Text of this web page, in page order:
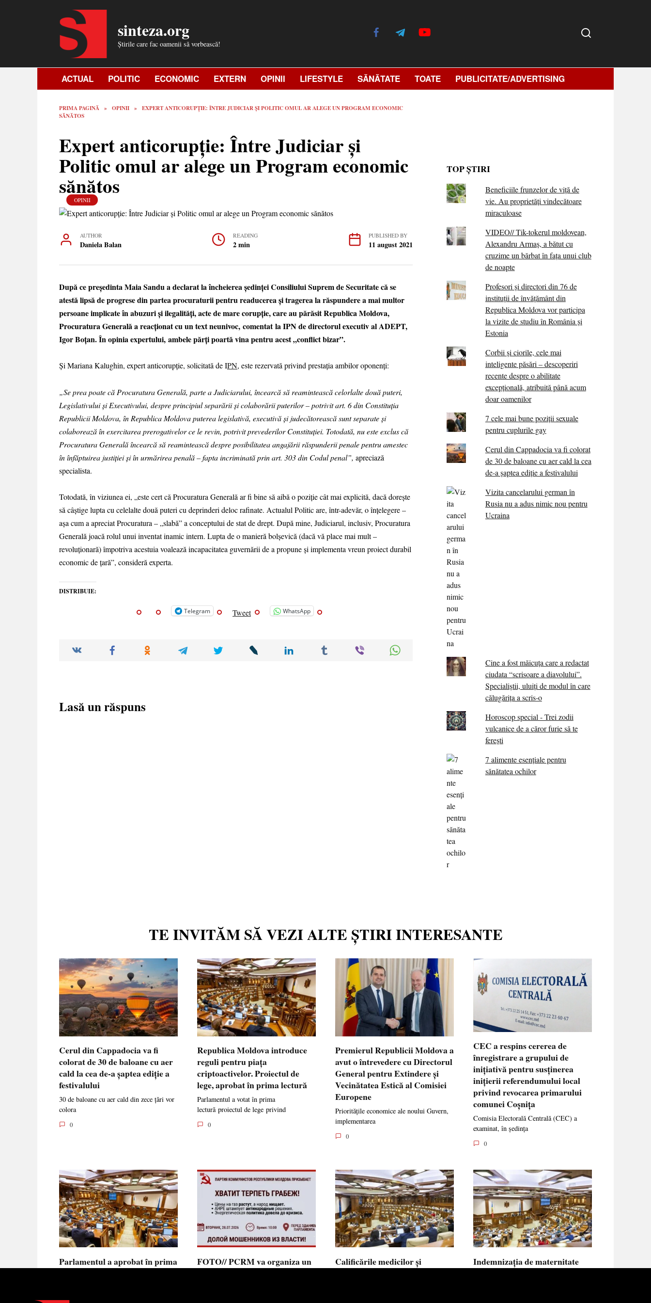
sinteza.org
Știrile care fac oamenii să vorbească!
ACTUAL POLITIC ECONOMIC EXTERN OPINII LIFESTYLE SĂNĂTATE TOATE PUBLICITATE/ADVERTISING
PRIMA PAGINĂ » OPINII »
EXPERT ANTICORUPȚIE: ÎNTRE JUDICIAR ȘI POLITIC OMUL AR ALEGE UN PROGRAM ECONOMIC
SĂNĂTOS
Expert anticorupție: Între Judiciar și
Politic omul ar alege un Program economic
sănătos
OPINII
AUTHOR
Daniela Balan
READING
2 min
PUBLISHED BY
11 august 2021
După ce președinta Maia Sandu a declarat la încheierea ședinței Consiliului Suprem de Securitate că se
atestă lipsă de progrese din partea procuraturii pentru readucerea și tragerea la răspundere a mai multor
persoane implicate în abuzuri și ilegalități, acte de mare corupție, care au părăsit Republica Moldova,
Procuratura Generală a reacționat cu un text neunivoc, comentat la IPN de directorul executiv al ADEPT,
Igor Boțan. În opinia expertului, ambele părți poartă vina pentru acest „conflict bizar”.
Și Mariana Kalughin, expert anticorupție, solicitată de IPN, este rezervată privind prestația ambilor oponenți:
„Se prea poate că Procuratura Generală, parte a Judiciarului, încearcă să reamintească celorlalte două puteri,
Legislativului și Executivului, despre principiul separării și colaborării puterilor – potrivit art. 6 din Constituția
Republicii Moldova, în Republica Moldova puterea legislativă, executivă și judecătorească sunt separate și
colaborează în exercitarea prerogativelor ce le revin, potrivit prevederilor Constituției. Totodată, nu este exclus că
Procuratura Generală încearcă să reamintească despre posibilitatea angajării răspunderii penale pentru amestec
în înfăptuirea justiției și în urmărirea penală – fapta incriminată prin art. 303 din Codul penal”, apreciază
specialista.
Totodată, în viziunea ei, „este cert că Procuratura Generală ar fi bine să aibă o poziție cât mai explicită, dacă dorește
să câștige lupta cu celelalte două puteri cu deprinderi deloc rafinate. Actualul Politic are, într-adevăr, o înțelegere –
așa cum a apreciat Procuratura – „slabă” a conceptului de stat de drept. După mine, Judiciarul, inclusiv, Procuratura
Generală joacă rolul unui inventat inamic intern. Lupta de o manieră bolșevică (dacă vă place mai mult –
revoluționară) împotriva acestuia voalează incapacitatea guvernării de a propune și implementa vreun proiect durabil
economic de țară”, consideră experta.
DISTRIBUIE:
Telegram Tweet WhatsApp
Lasă un răspuns
TOP ȘTIRI
Beneficiile frunzelor de viță de
vie. Au proprietăţi vindecătoare
miraculoase
VIDEO// Tik-tokerul moldovean,
Alexandru Armaș, a bătut cu
cruzime un bărbat în fața unui club
de noapte
Profesori și directori din 76 de
instituții de învățământ din
Republica Moldova vor participa
la vizite de studiu în România și
Estonia
Corbii şi ciorile, cele mai
inteligente păsări – descoperiri
recente despre o abilitate
excepţională, atribuită până acum
doar oamenilor
7 cele mai bune poziții sexuale
pentru cuplurile gay
Cerul din Cappadocia va fi colorat
de 30 de baloane cu aer cald la cea
de-a șaptea ediție a festivalului
Vizita cancelarului german în
Rusia nu a adus nimic nou pentru
Ucraina
Cine a fost măicuţa care a redactat
ciudata “scrisoare a diavolului”.
Specialiştii, uluiţi de modul în care
călugărița a scris-o
Horoscop special - Trei zodii
vulcanice de a căror furie să te
ferești
7 alimente esenţiale pentru
sănătatea ochilor
TE INVITĂM SĂ VEZI ALTE ȘTIRI INTERESANTE
Cerul din Cappadocia va fi
colorat de 30 de baloane cu aer
cald la cea de-a șaptea ediție a
festivalului
30 de baloane cu aer cald din zece țări vor
colora
0
Republica Moldova introduce
reguli pentru piața
criptoactivelor. Proiectul de
lege, aprobat în prima lectură
Parlamentul a votat în prima
lectură proiectul de lege privind
0
Premierul Republicii Moldova a
avut o întrevedere cu Directorul
General pentru Extindere și
Vecinătatea Estică al Comisiei
Europene
Prioritățile economice ale noului Guvern,
implementarea
0
CEC a respins cererea de
înregistrare a grupului de
inițiativă pentru susținerea
inițierii referendumului local
privind revocarea primarului
comunei Coșnița
Comisia Electorală Centrală (CEC) a
examinat, în ședința
0
Parlamentul a aprobat în prima
FOTO// PCRM va organiza un
Calificările medicilor și
Indemnizația de maternitate